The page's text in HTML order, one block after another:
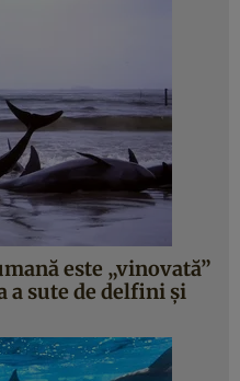
este „vinovată”
a sute de delfini şi